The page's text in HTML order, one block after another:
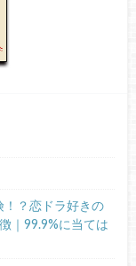
？恋ドラ好きの
｜99.9%に当ては